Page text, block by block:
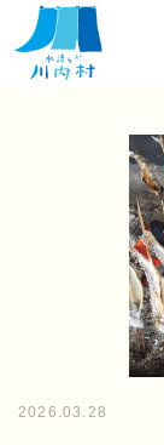
2026.03.28